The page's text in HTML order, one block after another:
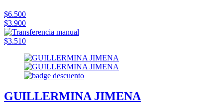
$6.500
$3.900
$3.510
GUILLERMINA JIMENA